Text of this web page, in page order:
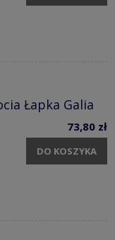
Łapka Galia
73,80 zł
DO KOSZYKA